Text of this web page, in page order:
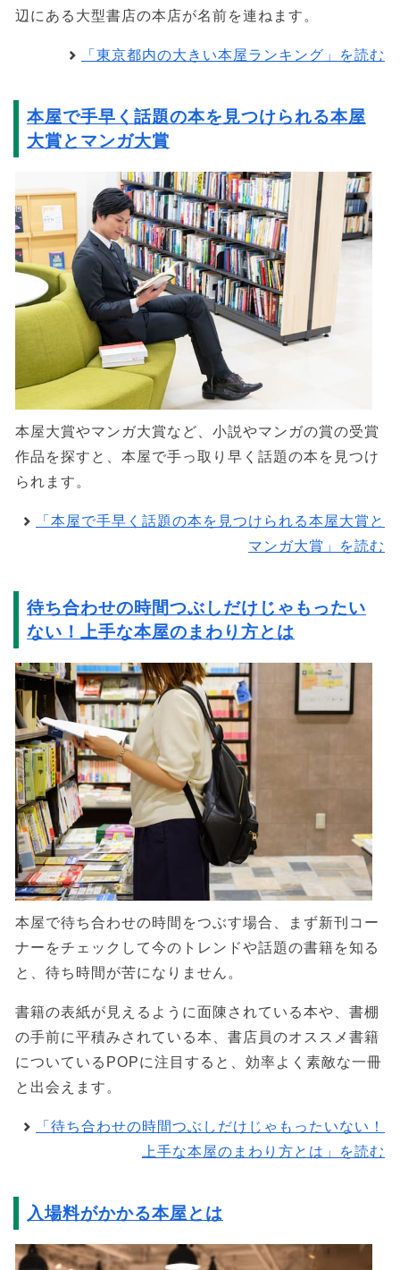
辺にある大型書店の本店が名前を連ねます。
「東京都内の大きい本屋ランキング」を読む
本屋で手早く話題の本を見つけられる本屋
大賞とマンガ大賞
本屋大賞やマンガ大賞など、小説やマンガの賞の受賞
作品を探すと、本屋で手っ取り早く話題の本を見つけ
られます。
「本屋で手早く話題の本を見つけられる本屋大賞と
マンガ大賞」を読む
待ち合わせの時間つぶしだけじゃもったい
ない！上手な本屋のまわり方とは
本屋で待ち合わせの時間をつぶす場合、まず新刊コー
ナーをチェックして今のトレンドや話題の書籍を知る
と、待ち時間が苦になりません。
書籍の表紙が見えるように面陳されている本や、書棚
の手前に平積みされている本、書店員のオススメ書籍
についているPOPに注目すると、効率よく素敵な一冊
と出会えます。
「待ち合わせの時間つぶしだけじゃもったいない！
上手な本屋のまわり方とは」を読む
入場料がかかる本屋とは